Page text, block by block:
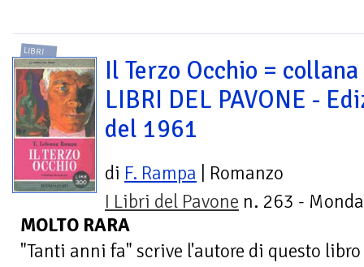
LIBRI
Il Terzo Occhio =
LIBRI DEL PAVONE -
del 1961
di F. Rampa | Romanzo
I Libri del Pavone n. 263 -
MOLTO RARA
"Tanti anni fa" scrive l'autore di questo